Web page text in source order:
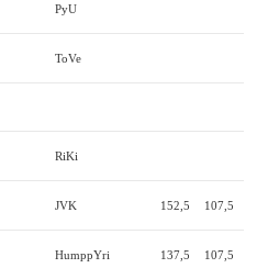
PyU
ToVe
RiKi
JVK 152,5 107,5
HumppYri 137,5 107,5